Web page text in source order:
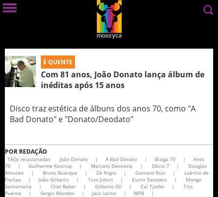
É QUENTE
Com 81 anos, João Donato lança álbum de
inéditas após 15 anos
Disco traz estética de álbuns dos anos 70, como "A
Bad Donato" e "Donato/Deodato"
POR REDAÇÃO
TAGs relacionadas João Donato | A Bad Donato | Bixiga 70 |
Anos
70
| Guilherme Kastrup | Marcelo Dworecki | Décio 7 |
Douglas
Antunes
| Bruno Buarque | Zé Nigro | Gustavo Ruiz |
Laércio de
Freitas
| João Gilberto | Tom Jobim | Eumir Deodato |
Mongo
Santamaria
| Chet Baker | Gilberto Gil | Cal Tjader |
Tito
Puente
| Sergio Mendes | Jazz latino | MPB |